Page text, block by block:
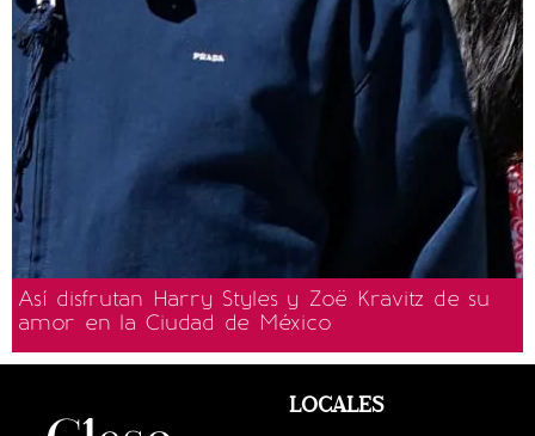
Así disfrutan Harry Styles y Zoë Kravitz de su
amor en la Ciudad de México
LOCALES